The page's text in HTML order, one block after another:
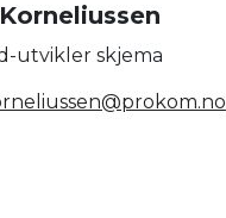
utvikler skjema